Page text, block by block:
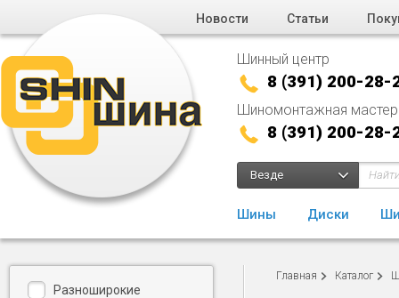
Новости Статьи
Шинный центр
8 (391) 200-28-
Шиномонтажная
8 (391) 200-28-
Везде
Шины Диски
Главная Каталог
Разноширокие